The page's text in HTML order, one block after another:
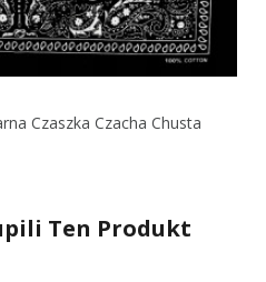
Czaszka Czacha Chusta
Ten Produkt